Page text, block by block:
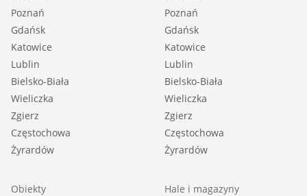
Poznań
Gdańsk
Katowice
Lublin
Bielsko-Biała
Wieliczka
Zgierz
Częstochowa
Żyrardów
Poznań
Gdańsk
Katowice
Lublin
Bielsko-Biała
Wieliczka
Zgierz
Częstochowa
Żyrardów
Obiekty
Hale i magazyny